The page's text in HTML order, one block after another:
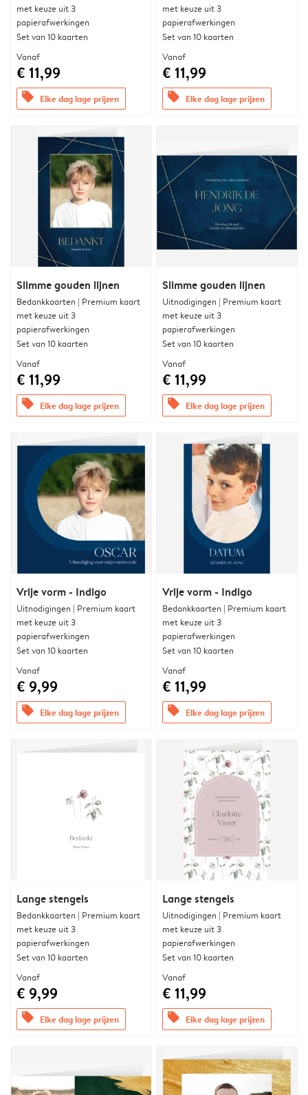
met keuze uit 3
papierafwerkingen
Set van 10 kaarten
Vanaf
€ 11,99
offers Elke dag lage prijzen
met keuze uit 3
papierafwerkingen
Set van 10 kaarten
Vanaf
€ 11,99
offers Elke dag lage prijzen
Slimme gouden lijnen
Bedankkaarten | Premium kaart
met keuze uit 3
papierafwerkingen
Set van 10 kaarten
Vanaf
€ 11,99
offers Elke dag lage prijzen
Slimme gouden lijnen
Uitnodigingen | Premium kaart
met keuze uit 3
papierafwerkingen
Set van 10 kaarten
Vanaf
€ 11,99
offers Elke dag lage prijzen
Vrije vorm - Indigo
Uitnodigingen | Premium kaart
met keuze uit 3
papierafwerkingen
Set van 10 kaarten
Vanaf
€ 9,99
offers Elke dag lage prijzen
Vrije vorm - Indigo
Bedankkaarten | Premium kaart
met keuze uit 3
papierafwerkingen
Set van 10 kaarten
Vanaf
€ 11,99
offers Elke dag lage prijzen
Lange stengels
Bedankkaarten | Premium kaart
met keuze uit 3
papierafwerkingen
Set van 10 kaarten
Vanaf
€ 9,99
offers Elke dag lage prijzen
Lange stengels
Uitnodigingen | Premium kaart
met keuze uit 3
papierafwerkingen
Set van 10 kaarten
Vanaf
€ 11,99
offers Elke dag lage prijzen